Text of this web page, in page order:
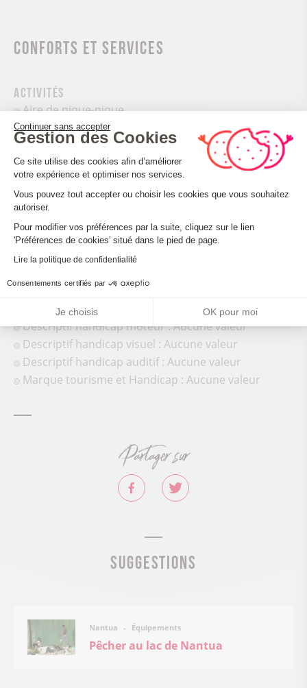
Conforts et services
Activités
Aire de pique-nique
Loisirs récréatifs
Accueil des personnes en situation de handicap
Tourisme adapté : Aucune valeur
Nombre de pers. pouvant être accueillis en fauteuil
roulant : Aucune valeur
Descriptif handicap mental : Aucune valeur
Descriptif handicap moteur : Aucune valeur
Descriptif handicap visuel : Aucune valeur
Descriptif handicap auditif : Aucune valeur
Marque tourisme et Handicap : Aucune valeur
Partager sur
Suggestions
Nantua Équipements
Pêcher au lac de Nantua
Continuer sans accepter
Gestion des Cookies
Plateforme de Gestion du
Ce site utilise des cookies afin d’améliorer
votre expérience et optimiser nos services.
Vous pouvez tout accepter ou choisir les cookies que vous souhaitez
autoriser.
Pour modifier vos préférences par la suite, cliquez sur le lien
'Préférences de cookies' situé dans le pied de page.
Lire la politique de confidentialité
Consentements certifiés par
Je choisis OK pour moi